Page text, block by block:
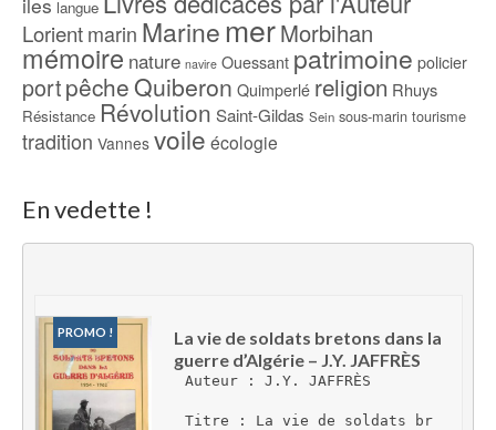
langue
Lorientmarin Marine merMorbihan
mémoire nature navire Ouessant patrimoine policier
portpêcheQuiberon Quimperlé religion Rhuys
Résistance Révolution Saint-Gildas Sein sous-marin tourisme
tradition Vannes voile écologie
En vedette !
PROMO !
La vie de soldats bretons dans la
guerre d’Algérie – J.Y. JAFFRÈS
Auteur : J.Y. JAFFRÈS
Titre : La vie de soldats br